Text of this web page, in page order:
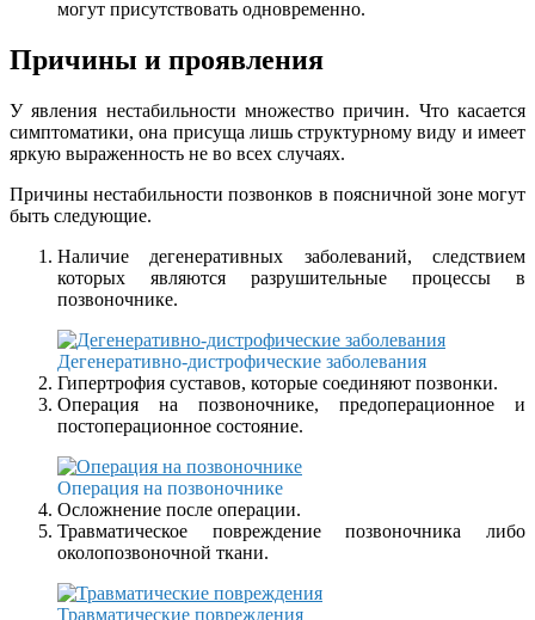
могут присутствовать одновременно.
Причины и проявления
У явления нестабильности множество причин. Что касается
симптоматики, она присуща лишь структурному виду и имеет
яркую выраженность не во всех случаях.
Причины нестабильности позвонков в поясничной зоне могут
быть следующие.
Наличие дегенеративных заболеваний, следствием
которых являются разрушительные процессы в
позвоночнике.
Дегенеративно-дистрофические заболевания
Гипертрофия суставов, которые соединяют позвонки.
Операция на позвоночнике, предоперационное и
постоперационное состояние.
Операция на позвоночнике
Осложнение после операции.
Травматическое повреждение позвоночника либо
околопозвоночной ткани.
Травматические повреждения